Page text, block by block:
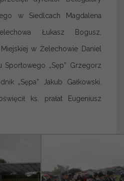
w Siedlcach Magdalena
Łukasz Bogusz,
w Żelechowie Daniel
Sportowego „Sęp” Grzegorz
„Sępa” Jakub Gałkowski.
ks. prałat Eugeniusz